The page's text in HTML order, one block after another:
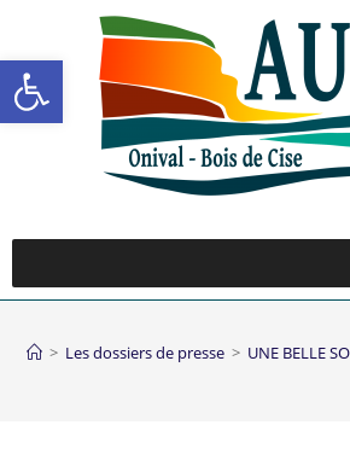
Ouvrir la barre
> Les dossiers de presse > UNE BELLE